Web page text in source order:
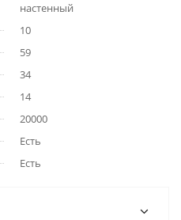
настенный
10
59
34
14
20000
Есть
Есть